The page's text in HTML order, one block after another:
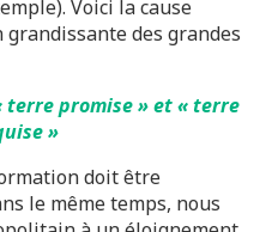
Voici la cause
grandissante des grandes
terre promise » et « terre
»
doit être
le même temps, nous